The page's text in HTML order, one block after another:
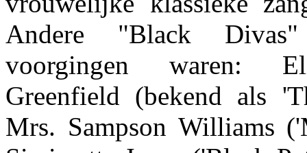
Andere "Black
voorgingen waren:
Greenfield (bekend als
Mrs. Sampson Williams